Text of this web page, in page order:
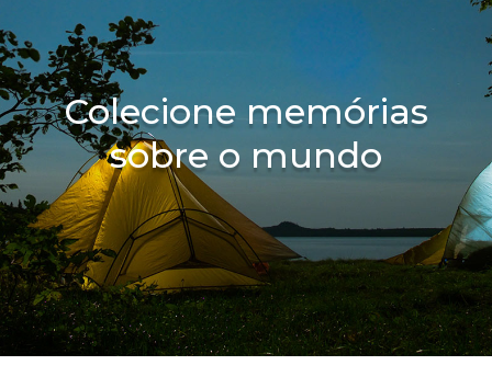
Colecione memórias
sobre o mundo